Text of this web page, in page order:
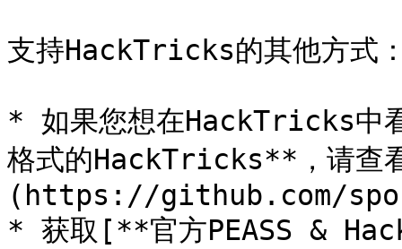
支持HackTricks的其他方式
* 如果您想在HackTricks中
格式的HackTricks**，请
(https://github.com/
* 获取[**官方PEASS &